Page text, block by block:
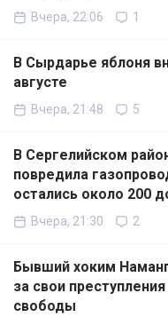
Вчера, 22:06 1
В Сырдарье яблоня
августе
Вчера, 21:48 5
В Сергелийском
повредила
остались около 200
Вчера, 21:30 2
Бывший хоким
за свои
свободы